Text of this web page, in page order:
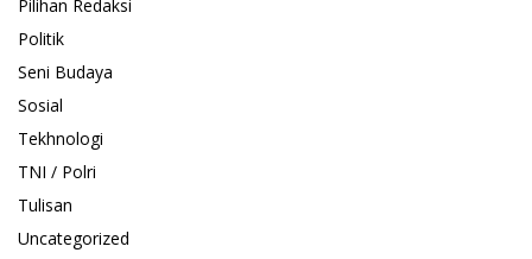
Pilihan Redaksi
Politik
Seni Budaya
Sosial
Tekhnologi
TNI / Polri
Tulisan
Uncategorized